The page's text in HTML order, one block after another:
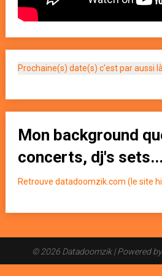
Prochaine(s) date(s) c'est par aussi
Mon background
concerts, dj's sets...
Retrouve datadoomzik.com (le site
© 2026 Datadoomzik| Powered by